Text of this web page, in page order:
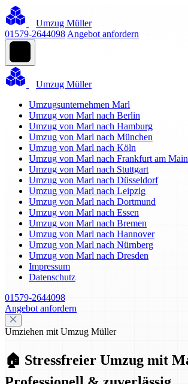
Umzug Müller
01579-2644098 Angebot anfordern
Umzug Müller
Umzugsunternehmen Marl
Umzug von Marl nach Berlin
Umzug von Marl nach Hamburg
Umzug von Marl nach München
Umzug von Marl nach Köln
Umzug von Marl nach Frankfurt am Main
Umzug von Marl nach Stuttgart
Umzug von Marl nach Düsseldorf
Umzug von Marl nach Leipzig
Umzug von Marl nach Dortmund
Umzug von Marl nach Essen
Umzug von Marl nach Bremen
Umzug von Marl nach Hannover
Umzug von Marl nach Nürnberg
Umzug von Marl nach Dresden
Impressum
Datenschutz
01579-2644098
Angebot anfordern
Umziehen mit Umzug Müller
🏠 Stressfreier Umzug mit